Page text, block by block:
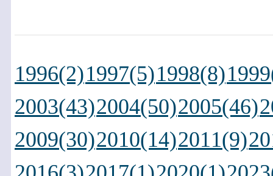
1996(2)1997(5)1998(8)
2003(43)2004(50)2005(46)
2009(30)2010(14)2011(9)